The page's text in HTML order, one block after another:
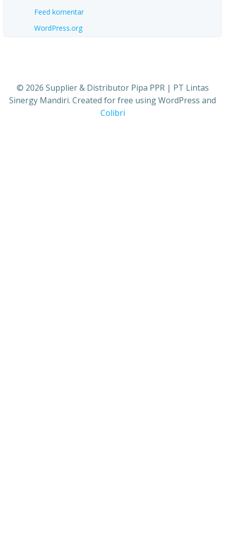
Feed komentar
WordPress.org
© 2026 Supplier & Distributor Pipa PPR | PT Lintas
Sinergy Mandiri. Created for free using WordPress and
Colibri